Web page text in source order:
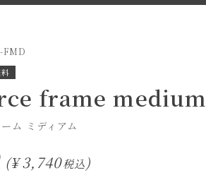
FMD
frame medium
ム ミディアム
¥3,740税込